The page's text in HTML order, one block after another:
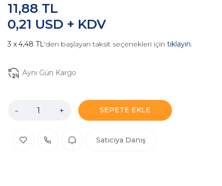
0,21 USD + KDV
11,88 TL
4,48 TL'den başlayan taksit seçenekleri için tıklayın.
Aynı Gün Kargo
- + SEPETE EKLE
Satıcıya Danış